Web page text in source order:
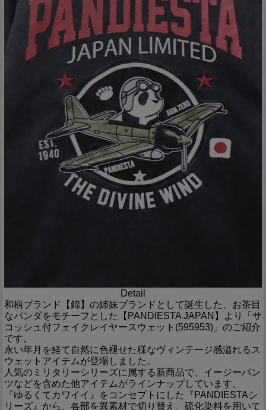
Detail
和柄ブランド【錦】の姉妹ブランドとして誕生した、お茶目
なパンダをモチーフとした【PANDIESTA JAPAN】より「サ
コッシュ付フェイクレイヤースウェット(595953)」のご紹介
です。
永い年月を経て自然に色褪せた様なヴィンテージ感溢れるス
ウェットアイテムが登場しました。
人気のミリタリーシリーズに属する新商品で、イージーパン
ツなどを含めた他アイテムがラインナップしています。
『ゆるくてカワイイ』をコンセプトにした『PANDIESTAシ
リーズ』から、各部を異素材で切り替え、硫化染料を用いて